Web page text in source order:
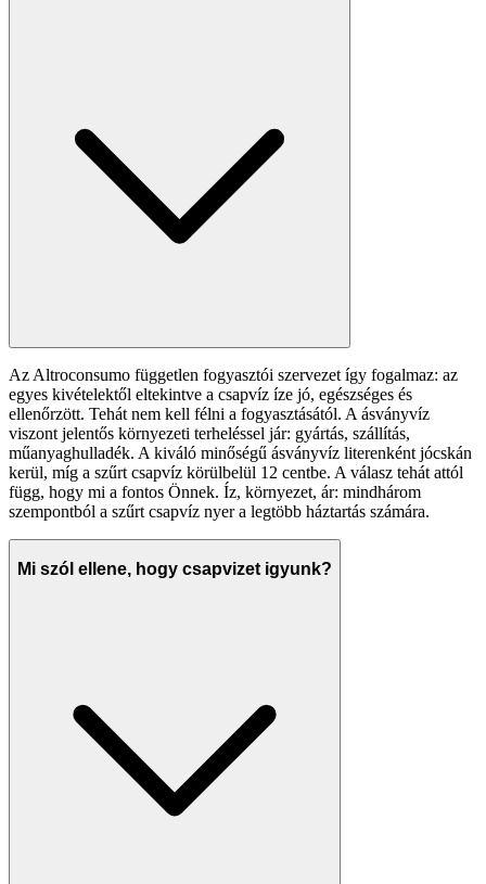
Az Altroconsumo független fogyasztói szervezet így fogalmaz: az
egyes kivételektől eltekintve a csapvíz íze jó, egészséges és
ellenőrzött. Tehát nem kell félni a fogyasztásától. A ásványvíz
viszont jelentős környezeti terheléssel jár: gyártás, szállítás,
műanyaghulladék. A kiváló minőségű ásványvíz literenként jócskán
kerül, míg a szűrt csapvíz körülbelül 12 centbe. A válasz tehát attól
függ, hogy mi a fontos Önnek. Íz, környezet, ár: mindhárom
szempontból a szűrt csapvíz nyer a legtöbb háztartás számára.
Mi szól ellene, hogy csapvizet igyunk?